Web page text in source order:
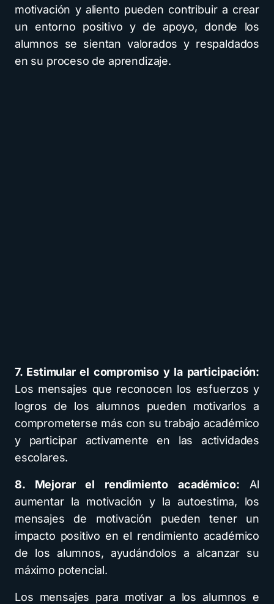
motivación y aliento pueden contribuir a crear
un entorno positivo y de apoyo, donde los
alumnos se sientan valorados y respaldados
en su proceso de aprendizaje.
7. Estimular el compromiso y la participación:
Los mensajes que reconocen los esfuerzos y
logros de los alumnos pueden motivarlos a
comprometerse más con su trabajo académico
y participar activamente en las actividades
escolares.
8. Mejorar el rendimiento académico: Al
aumentar la motivación y la autoestima, los
mensajes de motivación pueden tener un
impacto positivo en el rendimiento académico
de los alumnos, ayudándolos a alcanzar su
máximo potencial.
Los mensajes para motivar a los alumnos e